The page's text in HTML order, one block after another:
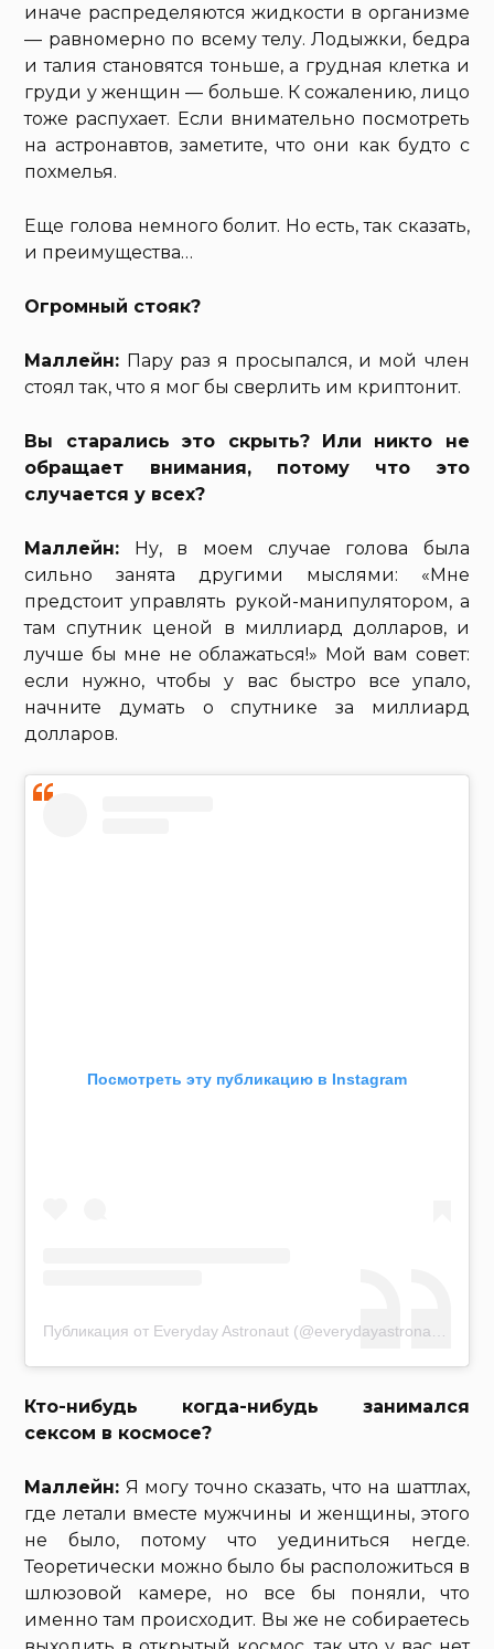
иначе распределяются жидкости в организме
— равномерно по всему телу. Лодыжки, бедра
и талия становятся тоньше, а грудная клетка и
груди у женщин — больше. К сожалению, лицо
тоже распухает. Если внимательно посмотреть
на астронавтов, заметите, что они как будто с
похмелья.
Еще голова немного болит. Но есть, так сказать,
и преимущества…
Огромный стояк?
Маллейн: Пару раз я просыпался, и мой член
стоял так, что я мог бы сверлить им криптонит.
Вы старались это скрыть? Или никто не
обращает внимания, потому что это
случается у всех?
Маллейн: Ну, в моем случае голова была
сильно занята другими мыслями: «Мне
предстоит управлять рукой-манипулятором, а
там спутник ценой в миллиард долларов, и
лучше бы мне не облажаться!» Мой вам совет:
если нужно, чтобы у вас быстро все упало,
начните думать о спутнике за миллиард
долларов.
Посмотреть эту публикацию в Instagram
Кто-нибудь когда-нибудь занимался
сексом в космосе?
Маллейн: Я могу точно сказать, что на шаттлах,
где летали вместе мужчины и женщины, этого
не было, потому что уединиться негде.
Теоретически можно было бы расположиться в
шлюзовой камере, но все бы поняли, что
именно там происходит. Вы же не собираетесь